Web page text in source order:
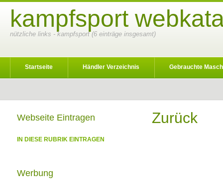
kampfsport
nützliche links - kampfsport (6 einträge insgesamt)
Startseite Händler Verzeichnis Gebrauchte
Zurück
Webseite Eintragen
IN DIESE RUBRIK EINTRAGEN
Werbung